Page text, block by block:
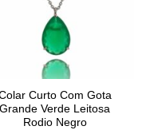
Curto Com Gota
Grande Verde Leitosa
Rodio Negro